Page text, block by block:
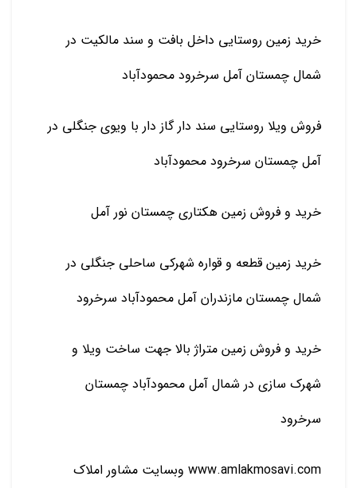
خرید زمین روستایی داخل بافت و سند مالکیت در
شمال چمستان آمل سرخرود محمودآباد
فروش ویلا روستایی سند دار گاز دار با ویوی جنگلی در
آمل چمستان سرخرود محمودآباد
خرید و فروش زمین هکتاری چمستان نور آمل
خرید زمین قطعه و قواره شهرکی ساحلی جنگلی در
شمال چمستان مازندران آمل محمودآباد سرخرود
خرید و فروش زمین متراژ بالا جهت ساخت ویلا و
شهرک سازی در شمال آمل محمودآباد چمستان
سرخرود
www.amlakmosavi.com وبسایت مشاور املاک